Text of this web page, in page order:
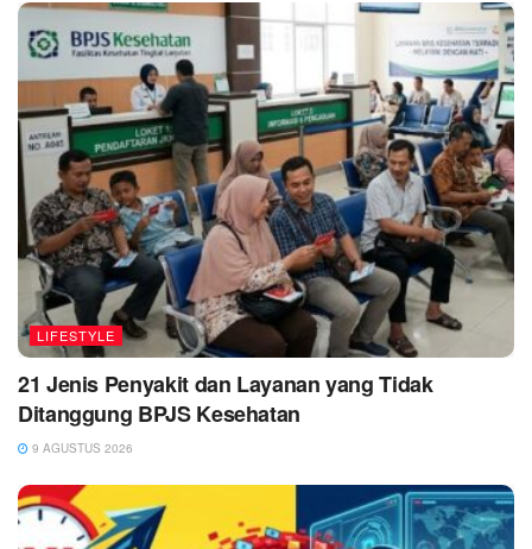
LIFESTYLE
21 Jenis Penyakit dan Layanan yang Tidak
Ditanggung BPJS Kesehatan
9 AGUSTUS 2026